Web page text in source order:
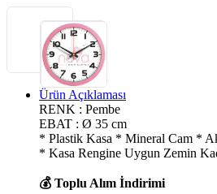
Ürün Açıklaması
RENK : Pembe
EBAT : Ø 35 cm
* Plastik Kasa * Mineral Cam *
* Kasa Rengine Uygun Zemin
💰 Toplu Alım İndirimi